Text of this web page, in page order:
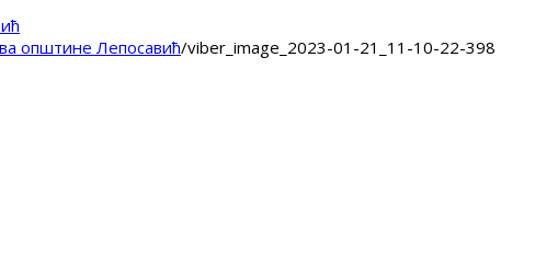
општине Лепосавић/viber_image_2023-01-21_11-10-22-398